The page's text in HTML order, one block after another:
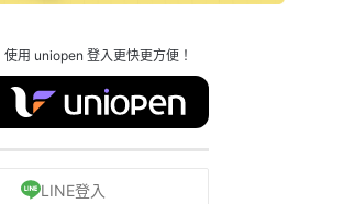
使用 uniopen 登入更快更方便！
LINE登入